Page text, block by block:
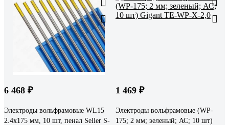
6 468 ₽
Электроды вольфрамовые WL15
2.4x175 мм, 10 шт, пенал Seller S-
1 469 ₽
Электроды вольфрамовые (WP-
175; 2 мм; зеленый; АС; 10 шт)